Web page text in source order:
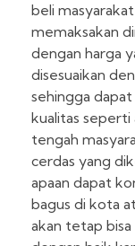
beli
memaksakan
dengan harga
disesuaikan
sehingga
kualitas
tengah
cerdas yang
apaan dapat
bagus di kota
akan tetap bisa